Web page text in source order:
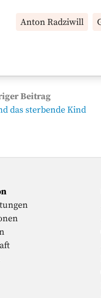
Anton Radziwill
Beitrag
das sterbende Kind